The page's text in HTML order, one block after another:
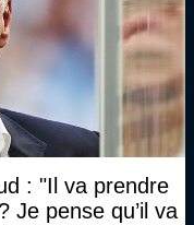
: "Il va prendre
Je pense qu’il va